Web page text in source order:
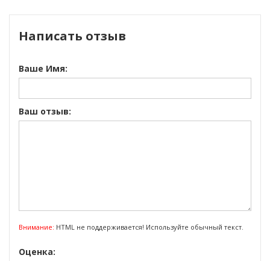
Написать отзыв
Ваше Имя:
Ваш отзыв:
Внимание: HTML не поддерживается! Используйте обычный текст.
Оценка: